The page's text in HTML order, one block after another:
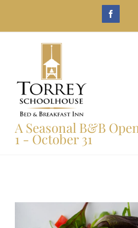
Facebook
A Seasonal B&B
1 - October 31